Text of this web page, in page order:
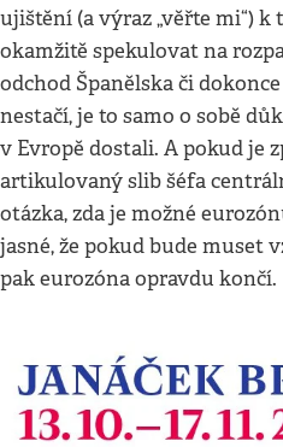
ujištění (a výraz „věřte mi“)
okamžitě spekulovat na
odchod Španělska či
nestačí, je to samo o sobě
v Evropě dostali. A pokud je
artikulovaný slib šéfa
otázka, zda je možné
jasné, že pokud bude muset
pak eurozóna opravdu končí.